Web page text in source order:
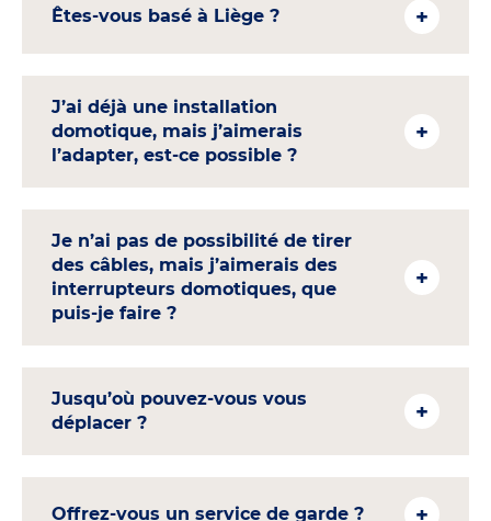
Êtes-vous basé à Liège ?
J’ai déjà une installation
domotique, mais j’aimerais
l’adapter, est-ce possible ?
Je n’ai pas de possibilité de tirer
des câbles, mais j’aimerais des
interrupteurs domotiques, que
puis-je faire ?
Jusqu’où pouvez-vous vous
déplacer ?
Offrez-vous un service de garde ?